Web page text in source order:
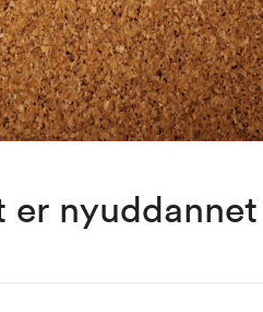
nyuddannet